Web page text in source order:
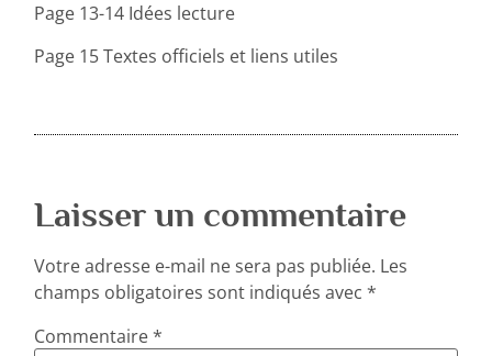
Page 13-14 Idées lecture
Page 15 Textes officiels et liens utiles
Laisser un commentaire
Votre adresse e-mail ne sera pas publiée. Les
champs obligatoires sont indiqués avec*
Commentaire*